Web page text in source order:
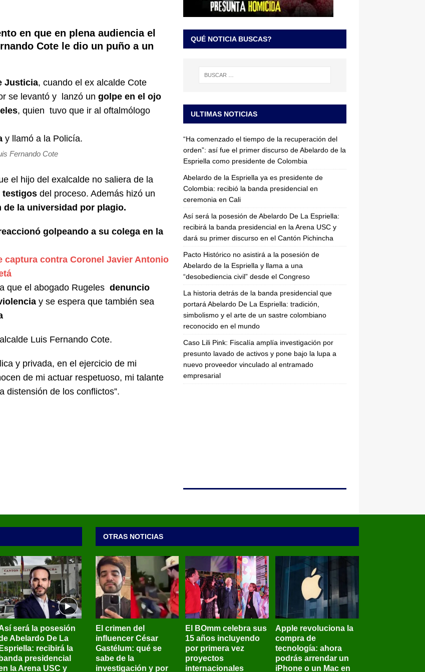
la banda presidencial que portará Abelardo De La
en que en plena audiencia el
Cote le dio un puño a un
Justicia, cuando el ex alcalde Cote
se levantó y lanzó un golpe en el ojo
, quien tuvo que ir al oftalmólogo
y llamó a la Policía.
Fernando Cote
el hijo del exalcalde no saliera de la
testigos del proceso. Además hizó un
de la universidad por plagio.
golpeando a su colega en la
captura contra Coronel Javier Antonio
que el abogado Rugeles denuncio
y se espera que también sea
Luis Fernando Cote.
y privada, en el ejercicio de mi
de mi actuar respetuoso, mi talante
distensión de los conflictos”.
QUÉ NOTICIA BUSCAS?
ULTIMAS NOTICIAS
“Ha comenzado el tiempo de la recuperación del
orden”: así fue el primer discurso de Abelardo de la
Espriella como presidente de Colombia
Abelardo de la Espriella ya es presidente de
Colombia: recibió la banda presidencial en
ceremonia en Cali
Así será la posesión de Abelardo De La Espriella:
recibirá la banda presidencial en la Arena USC y
dará su primer discurso en el Cantón Pichincha
Pacto Histórico no asistirá a la posesión de
Abelardo de la Espriella y llama a una
“desobediencia civil” desde el Congreso
La historia detrás de la banda presidencial que
portará Abelardo De La Espriella: tradición,
simbolismo y el arte de un sastre colombiano
reconocido en el mundo
Caso Lili Pink: Fiscalía amplía investigación por
presunto lavado de activos y pone bajo la lupa a
nuevo proveedor vinculado al entramado
empresarial
será la posesión
Abelardo De La
Espriella: recibirá la
banda presidencial
la Arena USC y
OTRAS NOTICIAS
El crimen del
influencer César
Gastélum: qué se
sabe de la
investigación y por
El BOmm celebra sus
15 años incluyendo
por primera vez
proyectos
internacionales
Apple revoluciona la
compra de
tecnología: ahora
podrás arrendar un
iPhone o un Mac en